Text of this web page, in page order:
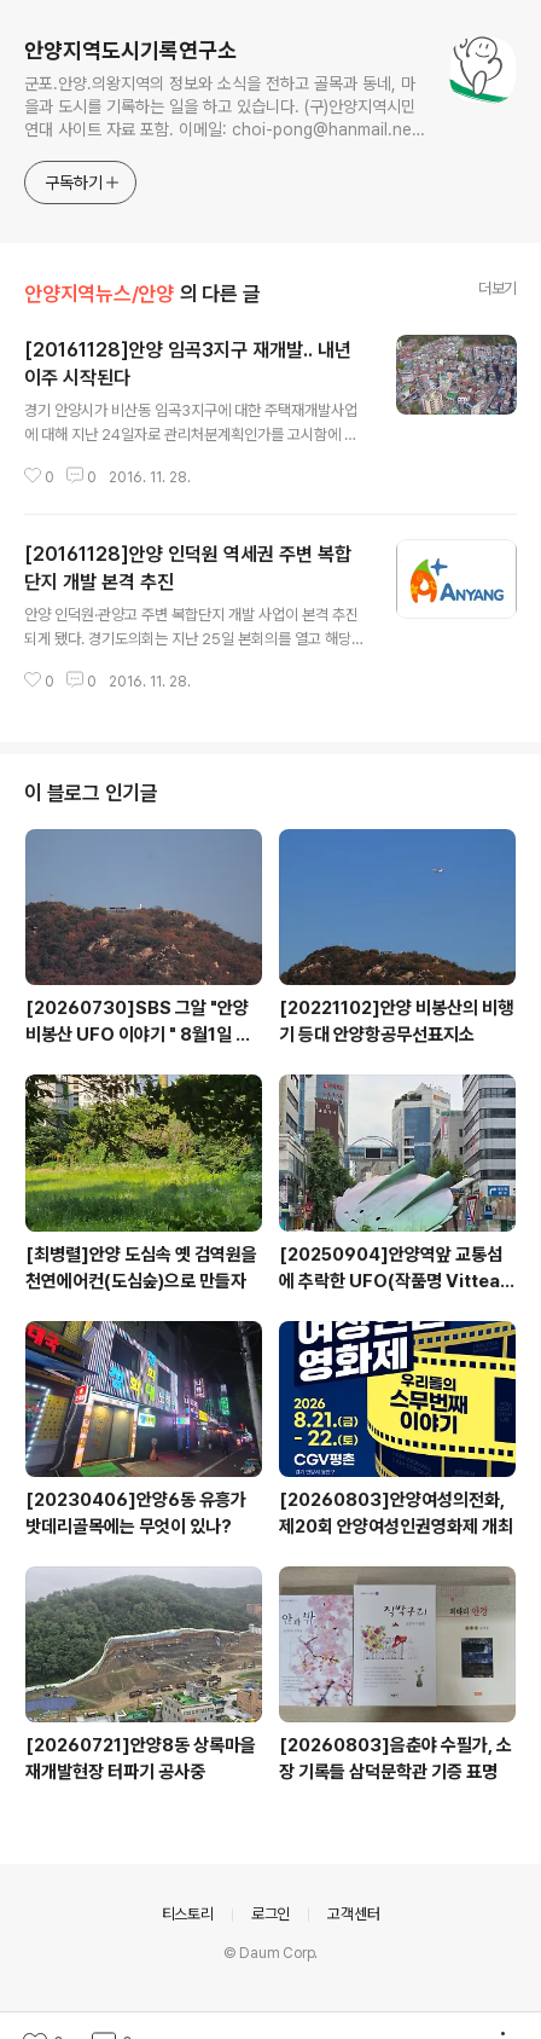
안양지역도시기록연구소
군포.안양.의왕지역의 정보와 소식을 전하고 골목과 동네, 마
을과 도시를 기록하는 일을 하고 있습니다. (구)안양지역시민
연대 사이트 자료 포함. 이메일: choi-pong@hanmail.net
구독하기
안양지역뉴스/안양 의 다른 글 더보기
[20161128]안양 임곡3지구 재개발.. 내년
이주 시작된다
경기 안양시가 비산동 임곡3지구에 대한 주택재개발사업
에 대해 지난 24일자로 관리처분계획인가를 고시함에 따
로 지정(2009.12)된지 6년만에 재개발사업이 추진되는
가운데 77.08％ 찬성을 얻어 재개발이 추진됐다. 하지만
재개발 추진과정에서 지난해 11월 분양신청률이 85.7%
에 이르러 사업이 무난히 추진될 것으로 예상했으나, 조합
관계자가 비리로 벌금형을 받았으며 최근에는 토지 및 주
구지정 해제를 희망하는 일부 주민들이 해제동의서를 제출
0 0 2016. 11. 28.
[20161128]안양 인덕원 역세권 주변 복합
단지 개발 본격 추진
안양 인덕원·관양고 주변 복합단지 개발 사업이 본격 추진
되게 됐다. 경기도의회는 지난 25일 본회의를 열고 해당
안’ 두 건을 의결처리했다. 안양 인덕원·관양고 복합단지 사
해당사업 동의안은 경기도의회 상임위인 기획재정위원회
에서 시의원과 지역주민들의 반대 민원 해결이 우선이라며
두 번씩이나 보류 처리된 사안이었으나 이날 본회의에서
0 0 2016. 11. 28.
이 블로그 인기글
[20260730]SBS 그알 "안양
비봉산 UFO 이야기 " 8월1일 방
[20221102]안양 비봉산의 비행
기 등대 안양항공무선표지소
[최병렬]안양 도심속 옛 검역원을
천연에어컨(도심숲)으로 만들자
[20250904]안양역앞 교통섬
에 추락한 UFO(작품명 Vitteau
[20230406]안양6동 유흥가
밧데리골목에는 무엇이 있나?
[20260803]안양여성의전화,
제20회 안양여성인권영화제 개최
[20260721]안양8동 상록마을
재개발현장 터파기 공사중
[20260803]음춘야 수필가, 소
장 기록들 삼덕문학관 기증 표명
티스토리 로그인 고객센터
© Daum Corp.